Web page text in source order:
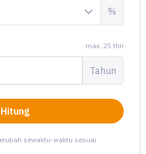
%
max. 25 thn
Tahun
Hitung
sewaktu-waktu sesuai